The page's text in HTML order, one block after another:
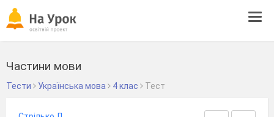
Частини мови
Тести Українська мова 4 клас Тест